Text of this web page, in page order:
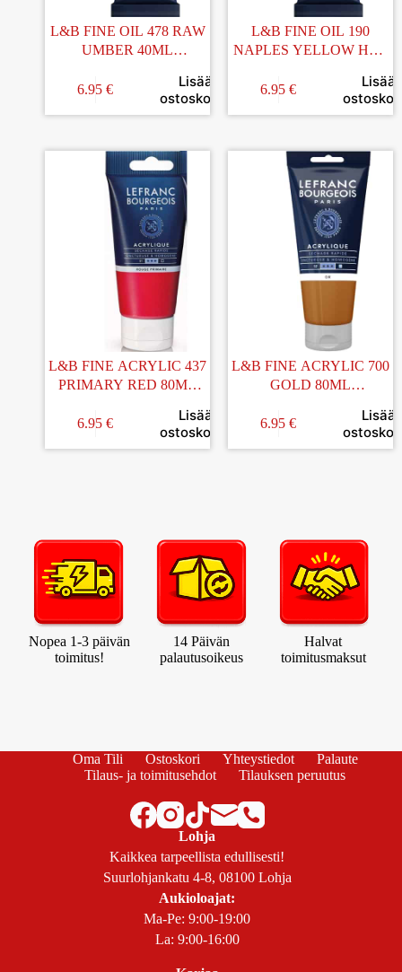
L&B FINE OIL 478 RAW
UMBER 40ML
6.95 €
Lisää
ostoskoriin
L&B FINE OIL 190
NAPLES YELLOW HUE
6.95 €
Lisää
L&B FINE ACRYLIC 437
PRIMARY RED 80ML
6.95 €
Lisää
ostoskoriin
L&B FINE ACRYLIC 700
GOLD 80ML
6.95 €
Lisää
Nopea 1-3 päivän
toimitus!
14 Päivän
palautusoikeus
Halvat
toimitusmaksut
Oma Tili Ostoskori Yhteystiedot
Palaute
Tilaus- ja toimitusehdot
Tilauksen peruutus
Lohja
Kaikkea tarpeellista edullisesti!
Suurlohjankatu 4-8, 08100 Lohja
Aukioloajat:
Ma-Pe: 9:00-19:00
La: 9:00-16:00